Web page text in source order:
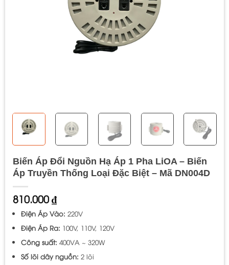
Biến Áp Đổi Nguồn Hạ Áp 1 Pha LiOA – Biến
Áp Truyền Thống Loại Đặc Biệt – Mã DN004D
810.000₫
Điện Áp Vào: 220V
Điện Áp Ra: 100V, 110V, 120V
Công suất: 400VA ~ 320W
Số lõi dây nguồn: 2 lõi